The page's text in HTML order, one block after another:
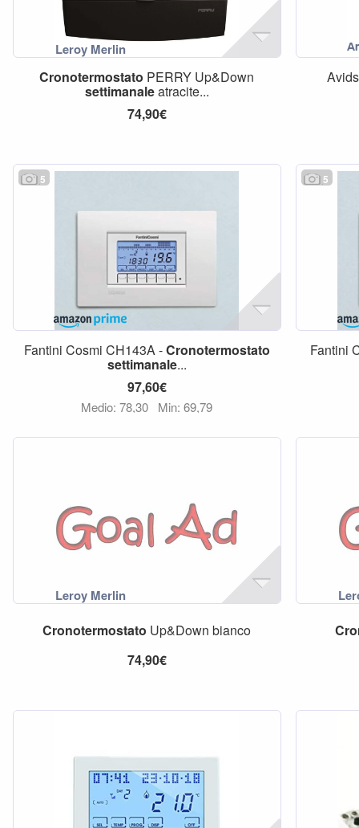
Cronotermostato PERRY Up&Down
settimanaleatracite...
74,90€
5
Fantini Cosmi CH143A -Cronotermostato
settimanale...
97,60€
Medio: 78,30 Min: 69,79
5
Fantini
Cronotermostato Up&Down bianco
74,90€